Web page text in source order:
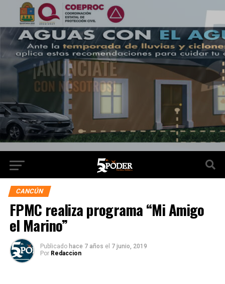
CANCÚN
FPMC realiza programa “Mi Amigo
el Marino”
Publicado hace 7 años el 7 junio, 2019
Por Redaccion